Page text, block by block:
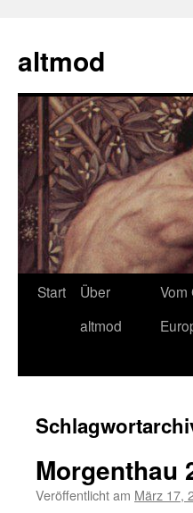
springen
altmod
Start
Über
altmod
Vom
Morgenthau
Veröffentlicht am März 17,